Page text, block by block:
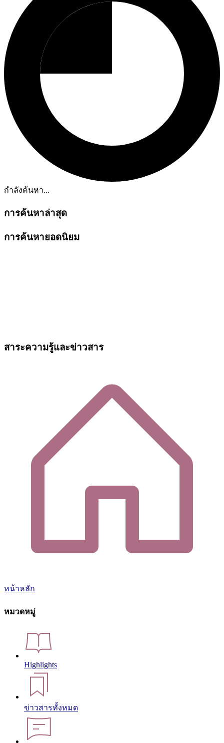
กำลังค้นหา...
การค้นหาล่าสุด
การค้นหายอดนิยม
สาระความรู้และข่าวสาร
หน้าหลัก
หมวดหมู่
Highlights
ข่าวสารทั้งหมด